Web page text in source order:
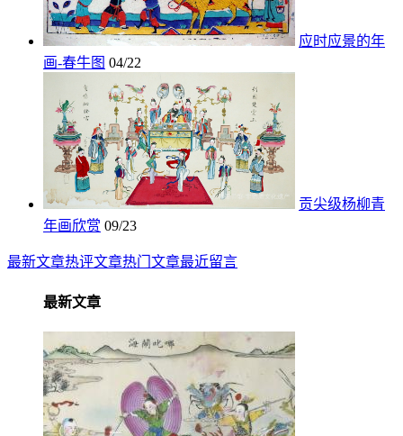
应时应景的年
画-春牛图 04/22
贡尖级杨柳青
年画欣赏 09/23
最新文章热评文章热门文章最近留言
最新文章